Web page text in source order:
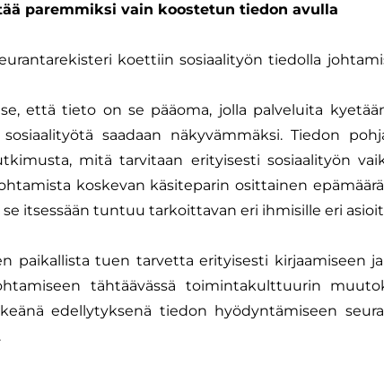
paremmiksi vain koostetun tiedon avulla
koettiin sosiaalityön tiedolla
että tieto on se pääoma, jolla palveluita
saadaan näkyvämmäksi. Tiedon
mitä tarvitaan erityisesti sosiaalityön
koskevan käsiteparin osittainen
itsessään tuntuu tarkoittavan eri ihmisille eri
paikallista tuen tarvetta erityisesti kirjaamiseen
tähtäävässä toimintakulttuurin
edellytyksenä tiedon hyödyntämiseen